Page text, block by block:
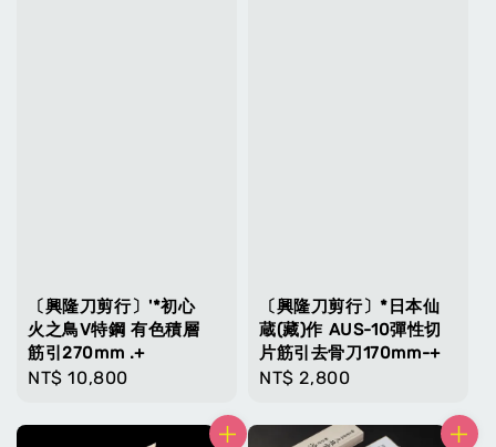
〔興隆刀剪行〕'*初心
火之鳥V特鋼 有色積層
筋引270mm .+
Regular
NT$ 10,800
〔興隆刀剪行〕*日本仙
蔵(藏)作 AUS-10彈性切
片筋引去骨刀170mm-+
Regular
NT$ 2,800